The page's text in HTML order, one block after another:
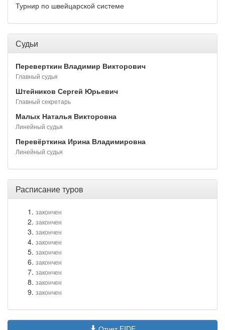
Турнир по швейцарской системе
Судьи
Переверткин Владимир Викторович
Главный судья
Штейников Сергей Юрьевич
Главный секретарь
Малых Наталья Викторовна
Линейный судья
Перевёрткина Ирина Владимировна
Линейный судья
Расписание туров
закончен
закончен
закончен
закончен
закончен
закончен
закончен
закончен
закончен